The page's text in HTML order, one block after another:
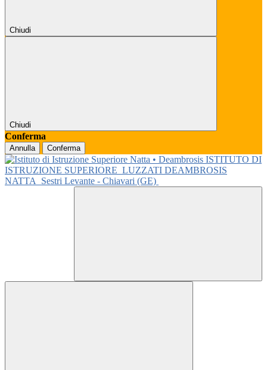
Chiudi
Chiudi
Conferma
Annulla Conferma
ISTITUTO DI
ISTRUZIONE SUPERIORE LUZZATI DEAMBROSIS
NATTA
Sestri Levante - Chiavari (GE)